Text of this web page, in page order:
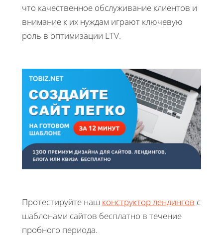
что качественное обслуживание клиентов и
внимание к их нуждам играют ключевую
роль в оптимизации LTV.
Протестируйте наш конструктор лендингов с
шаблонами сайтов бесплатно в течение
пробного периода.